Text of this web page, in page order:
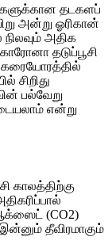
தடகளப்
அன்று ஓரிகான்
அதிக
தடுப்பூசி
சிறிது
பல்வேறு
என்று
காலத்திற்கு
(CO2)
தீவிரமாகும்